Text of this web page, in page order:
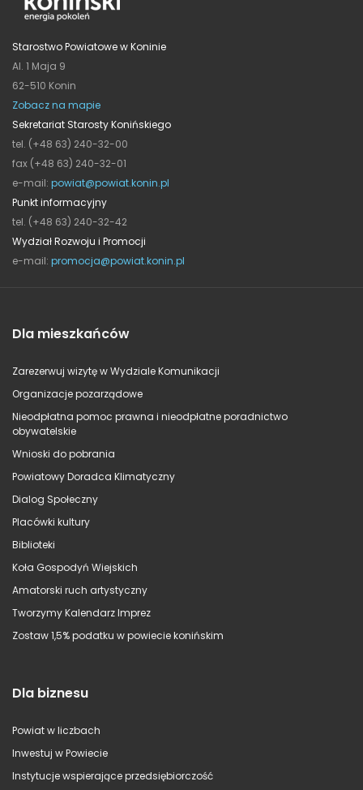
Starostwo Powiatowe w Koninie
Al. 1 Maja 9
62-510 Konin
Zobacz na mapie
Sekretariat Starosty Konińskiego
tel. (+48 63) 240-32-00
fax (+48 63) 240-32-01
e-mail: powiat@powiat.konin.pl
Punkt informacyjny
tel. (+48 63) 240-32-42
Wydział Rozwoju i Promocji
e-mail: promocja@powiat.konin.pl
Dla mieszkańców
Zarezerwuj wizytę w Wydziale Komunikacji
Organizacje pozarządowe
Nieodpłatna pomoc prawna i nieodpłatne poradnictwo
obywatelskie
Wnioski do pobrania
Powiatowy Doradca Klimatyczny
Dialog Społeczny
Placówki kultury
Biblioteki
Koła Gospodyń Wiejskich
Amatorski ruch artystyczny
Tworzymy Kalendarz Imprez
Zostaw 1,5% podatku w powiecie konińskim
Dla biznesu
Powiat w liczbach
Inwestuj w Powiecie
Instytucje wspierające przedsiębiorczość